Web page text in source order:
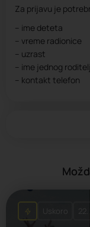
Za prijavu je
– ime deteta
– vreme radionice
– uzrast
– ime jednog
– kontakt telefon
Uskoro